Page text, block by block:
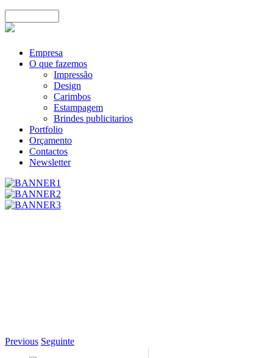
Empresa
O que fazemos
Impressão
Design
Carimbos
Estampagem
Brindes publicitarios
Portfolio
Orçamento
Contactos
Newsletter
Previous Seguinte